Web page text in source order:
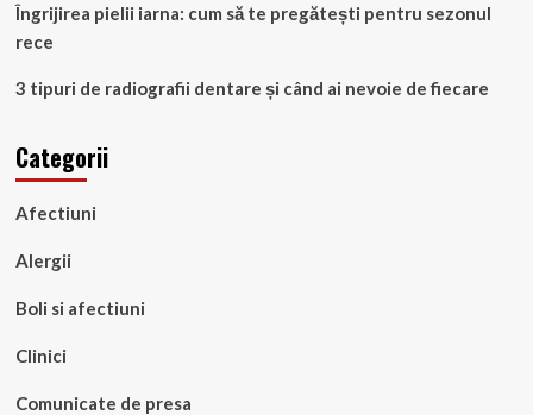
Îngrijirea pielii iarna: cum să te pregătești pentru sezonul
rece
3 tipuri de radiografii dentare și când ai nevoie de fiecare
Categorii
Afectiuni
Alergii
Boli si afectiuni
Clinici
Comunicate de presa